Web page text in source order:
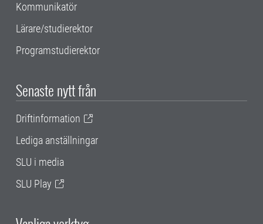
Kommunikatör
Lärare/studierektor
Programstudierektor
Senaste nytt från
Driftinformation
Lediga anställningar
SLU i media
SLU Play